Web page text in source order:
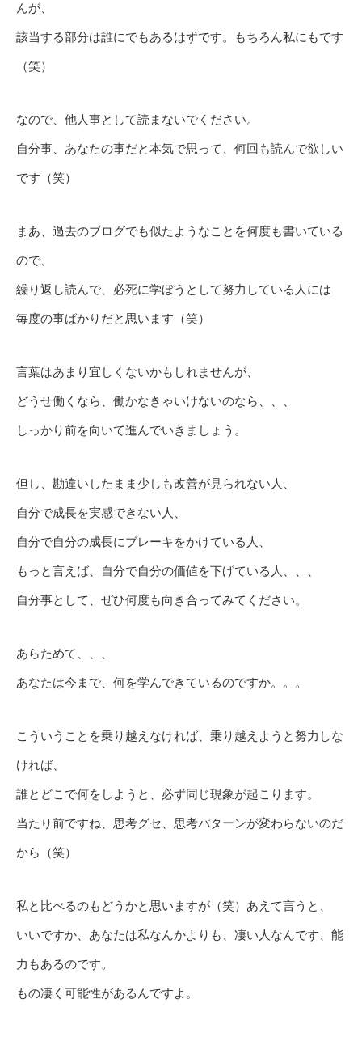
んが、
該当する部分は誰にでもあるはずです。もちろん私にもです
（笑）
なので、他人事として読まないでください。
自分事、あなたの事だと本気で思って、何回も読んで欲しい
です（笑）
まあ、過去のブログでも似たようなことを何度も書いている
ので、
繰り返し読んで、必死に学ぼうとして努力している人には
毎度の事ばかりだと思います（笑）
言葉はあまり宜しくないかもしれませんが、
どうせ働くなら、働かなきゃいけないのなら、、、
しっかり前を向いて進んでいきましょう。
但し、勘違いしたまま少しも改善が見られない人、
自分で成長を実感できない人、
自分で自分の成長にブレーキをかけている人、
もっと言えば、自分で自分の価値を下げている人、、、
自分事として、ぜひ何度も向き合ってみてください。
あらためて、、、
あなたは今まで、何を学んできているのですか。。。
こういうことを乗り越えなければ、乗り越えようと努力しな
ければ、
誰とどこで何をしようと、必ず同じ現象が起こります。
当たり前ですね、思考グセ、思考パターンが変わらないのだ
から（笑）
私と比べるのもどうかと思いますが（笑）あえて言うと、
いいですか、あなたは私なんかよりも、凄い人なんです、能
力もあるのです。
もの凄く可能性があるんですよ。